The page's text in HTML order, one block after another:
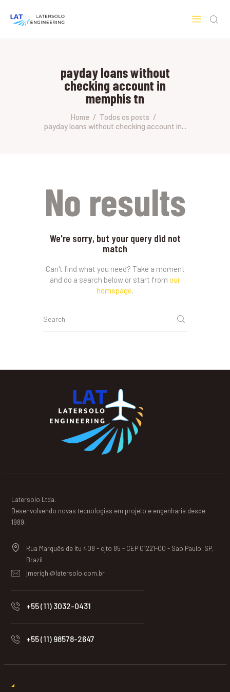
payday loans without
checking account in
memphis tn
Home
Todos os posts
payday loans without checking account in...
HOME
SOBRE A LATERSOLO
ENGINEERING
MERCADOS & SERVIÇOS
CONTATO
No results
We're sorry, but your query did not
match
Can't find what you need? Take a moment
and do a search below or start from our
homepage.
Latersolo Ltda.
Desenvolvendo novas tecnologias em projeto e engenharia desde
1989.
Rua Marquês de Itu 408 - cjto 85 - CEP 01221-00 - Sao Paulo, SP,
Brazil
jmerighi@latersolo.com.br
+55 (11) 3032-0431
+55 (11) 98578-2647